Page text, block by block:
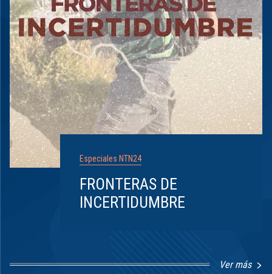
Especiales NTN24
FRONTERAS DE
INCERTIDUMBRE
Ver más